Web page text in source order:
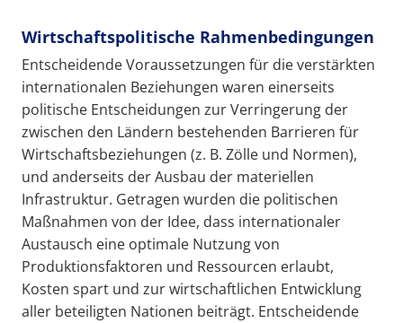
Wirtschaftspolitische Rahmenbedingungen
Entscheidende Voraussetzungen für die verstärkten
internationalen Beziehungen waren einerseits
politische Entscheidungen zur Verringerung der
zwischen den Ländern bestehenden Barrieren für
Wirtschaftsbeziehungen (z. B. Zölle und Normen),
und anderseits der Ausbau der materiellen
Infrastruktur. Getragen wurden die politischen
Maßnahmen von der Idee, dass internationaler
Austausch eine optimale Nutzung von
Produktionsfaktoren und Ressourcen erlaubt,
Kosten spart und zur wirtschaftlichen Entwicklung
aller beteiligten Nationen beiträgt. Entscheidende